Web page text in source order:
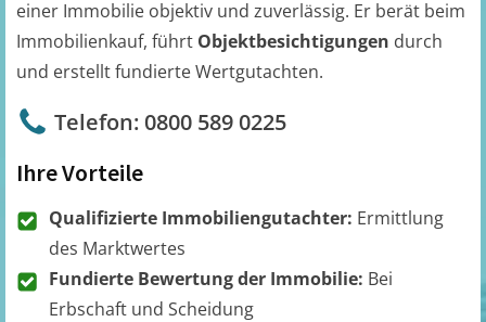
einer Immobilie objektiv und zuverlässig. Er berät beim
Immobilienkauf, führt Objektbesichtigungen durch
und erstellt fundierte Wertgutachten.
Telefon: 0800 589 0225
Ihre Vorteile
Qualifizierte Immobiliengutachter: Ermittlung
des Marktwertes
Fundierte Bewertung der Immobilie: Bei
Erbschaft und Scheidung